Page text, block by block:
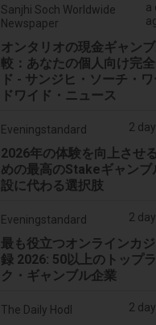
Sanjhi Soch Worldwide
Newspaper
a
オンタリオの現金ギャン
較：あなたの個人向け完
ド - サンジヒ・ソーチ・
ドワイド・ニュース
Eveningstandard 2
2026年の体験を向上させ
めの最高のStakeギャンブ
設に代わる選択肢
Eveningstandard 2
最も役立つオンラインカ
録 2026: 50以上のトップ
ク・ギャンブル企業
The Daily Hodl 2